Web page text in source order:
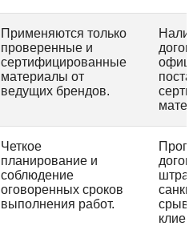
Применяются только
проверенные и
сертифицированные
материалы от
ведущих брендов.
Четкое
планирование и
соблюдение
оговоренных сроков
выполнения работ.